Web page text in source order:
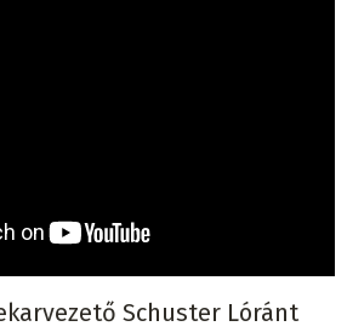
Schuster Lóránt